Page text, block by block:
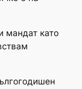
мандат като